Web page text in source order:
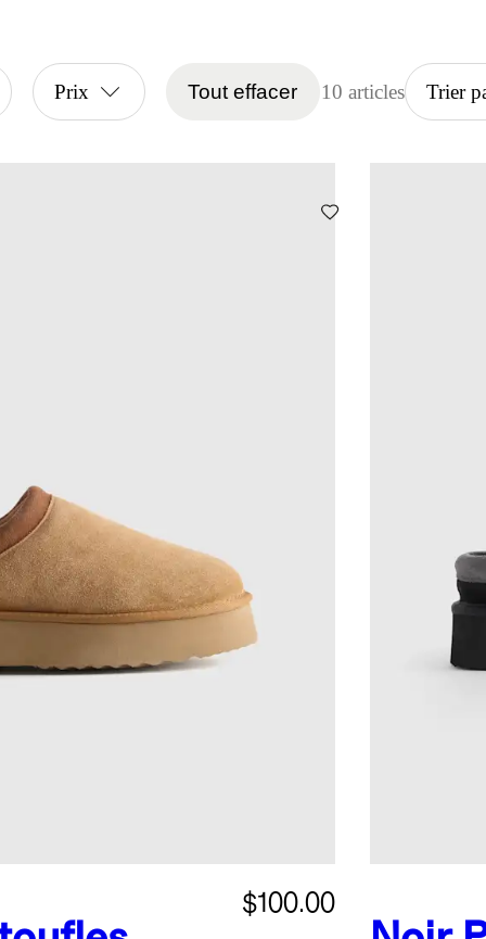
Prix Tout effacer 10 articles Trier
$100.00